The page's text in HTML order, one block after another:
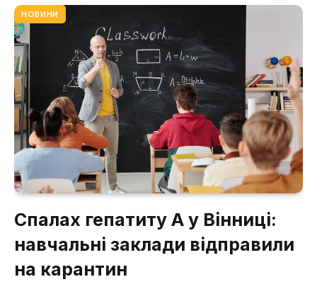
НОВИНИ
Спалах гепатиту А у Вінниці:
навчальні заклади відправили
на карантин